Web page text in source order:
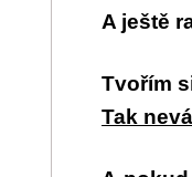
A ještě
Tvořím
Tak